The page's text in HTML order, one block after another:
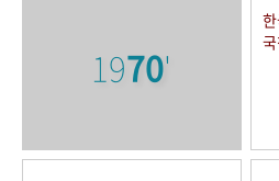
키워드로 보는 연구
사진 아카이브 문서 기록물 행
1970'